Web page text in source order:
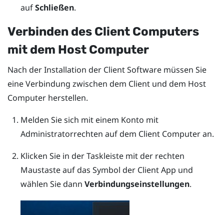
aufSchließen.
Verbinden des Client Computers
mit dem Host Computer
Nach der Installation der Client Software müssen Sie
eine Verbindung zwischen dem Client und dem Host
Computer herstellen.
Melden Sie sich mit einem Konto mit
Administratorrechten auf dem Client Computer an.
Klicken Sie in der Taskleiste mit der rechten
Maustaste auf das Symbol der Client App und
wählen Sie dann Verbindungseinstellungen.